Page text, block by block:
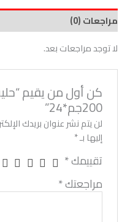
مراجعات (0)
لا توجد مراجعات بعد.
كن أول من يقيم
200جم*24”
لن يتم نشر عنوان بريدك
إليها بـ*
تقييمك*
مراجعتك*